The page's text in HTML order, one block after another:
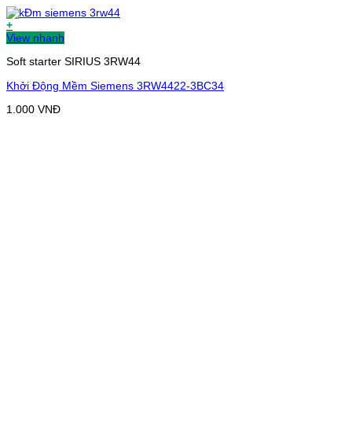
+
View nhanh
Soft starter SIRIUS 3RW44
Khởi Động Mềm Siemens 3RW4422-3BC34
1.000 VNĐ